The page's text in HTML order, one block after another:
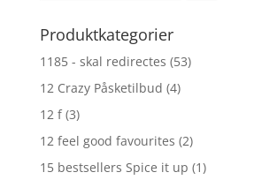
Produktkategorier
1185 - skal redirectes (53)
12 Crazy Påsketilbud (4)
12 f (3)
12 feel good favourites (2)
15 bestsellers Spice it up (1)